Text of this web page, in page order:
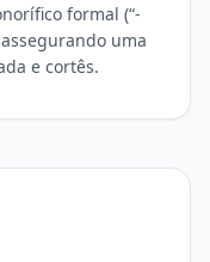
formal (“-
assegurando uma
e cortês.